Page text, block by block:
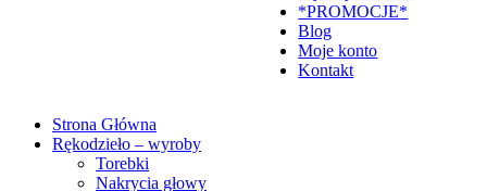
*PROMOCJE*
Blog
Moje konto
Kontakt
Strona Główna
Rękodzieło – wyroby
Torebki
Nakrycia głowy